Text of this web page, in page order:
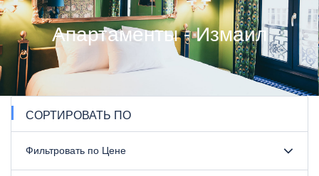
Апартаменты - Измаил
СОРТИРОВАТЬ ПО
Фильтровать по Цене